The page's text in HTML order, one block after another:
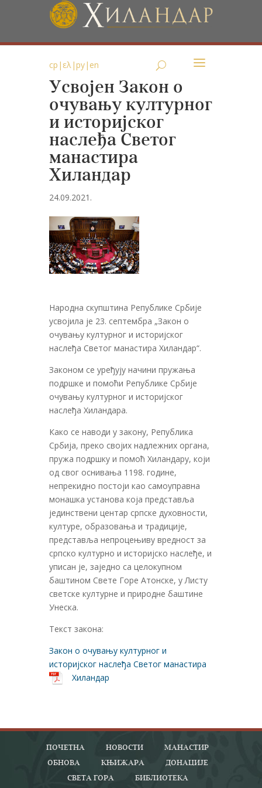
ср | ελ|ру| en
Усвојен Закон о
очувању културног
и историјског
наслеђа Светог
манастира
Хиландар
24.09.2021.
Народна скупштина Републике Србије
усвојила је 23. септембра „Закон о
очувању културног и историјског
наслеђа Светог манастира Хиландар“.
Законом се уређују начини пружања
подршке и помоћи Републике Србије
очувању културног и историјског
наслеђа Хиландара.
Како се наводи у закону, Република
Србија, преко својих надлежних органа,
пружа подршку и помоћ Хиландару, који
од свог оснивања 1198. године,
непрекидно постоји као самоуправна
монашка установа која представља
јединствени центар српске духовности,
културе, образовања и традиције,
представља непроцењиву вредност за
српско културно и историјско наслеђе, и
уписан је, заједно са целокупном
баштином Свете Горе Атонске, у Листу
светске културне и природне баштине
Унеска.
Текст закона:
Закон о очувању културног и
историјског наслеђа Светог манастира
Хиландар
ПОЧЕТНА НОВОСТИ
МАНАСТИР
ОБНОВА
КЊИЖАРА
ДОНАЦИЈЕ
СВЕТА ГОРА
БИБЛИОТЕКА